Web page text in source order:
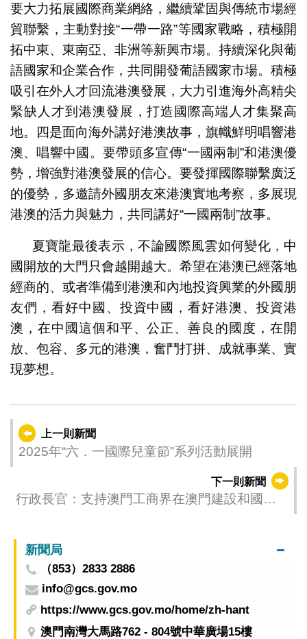
要大力拓展國際商業網絡，繼續鞏固與傳統市場經
貿聯繫，主動對接“一帶一路”等國家戰略，積極開
拓中東、東南亞、非洲等新興市場。持續深化與葡
語國家和企業合作，共同開發葡語國家市場。積極
吸引在外人才回流港澳發展，大力引進海外高精尖
緊缺人才到港澳發展，打造國際高端人才集聚高
地。四是面向海外講好港澳故事，旗幟鮮明唱響港
澳、唱響中國。要帶頭多宣傳“一國兩制”和港澳優
勢，增強對港澳發展的信心。要發揮國際聯繫廣泛
的優勢，多邀請外國朋友來港澳實地考察，多展現
港澳的活力與魅力，共同講好“一國兩制”故事。
夏寶龍最後表示，不論國際風雲如何變化，中
國開放的大門只會越開越大。希望在港澳已經落地
經商的、或者準備到港澳和內地投資興業的外國朋
友們，看好中國、投資中國，看好港澳、投資港
澳，在中國這個和平、公正、善良的國度，在開
放、包容、多元的港澳，奮鬥打拼、成就事業、實
現夢想。
上一則新聞
2025年“六．一國際兒童節”系列活動展開
下一則新聞
行政長官：支持澳門工商界在澳門建設和國家
新聞局
（853）2833 2886
info@gcs.gov.mo
https://www.gcs.gov.mo/home/zh-hant
澳門南灣大馬路762 - 804號中華廣場15樓